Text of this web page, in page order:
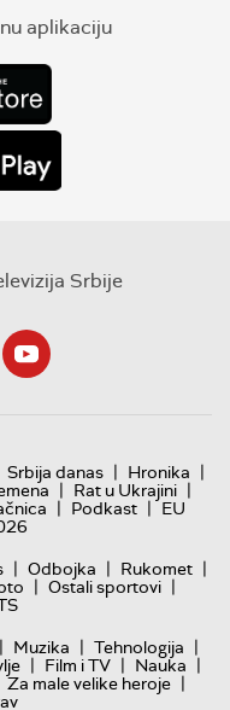
aplikaciju
Srbije
Srbija danas | Hronika |
| Rat u Ukrajini |
| Podkast | EU
| Odbojka | Rukomet |
| Ostali sportovi |
| Muzika | Tehnologija |
| Film i TV | Nauka |
Za male velike heroje |